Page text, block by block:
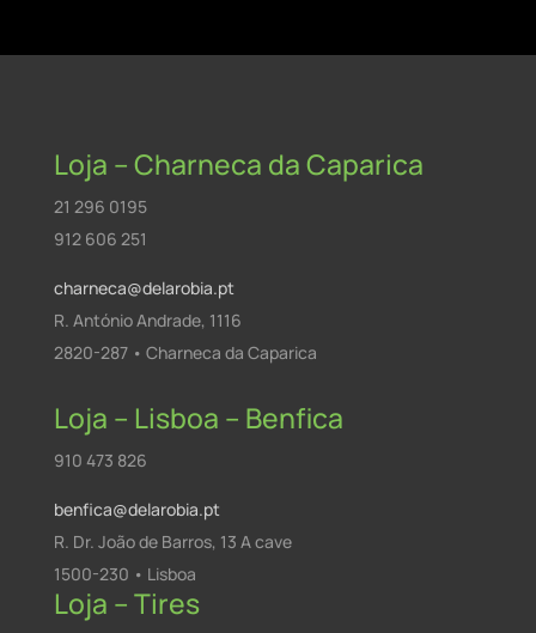
Loja – Charneca da Caparica
21 296 0195
912 606 251
charneca@delarobia.pt
R. António Andrade, 1116
2820-287 • Charneca da Caparica
Loja – Lisboa – Benfica
910 473 826
benfica@delarobia.pt
R. Dr. João de Barros, 13 A cave
1500-230 • Lisboa
Loja – Tires